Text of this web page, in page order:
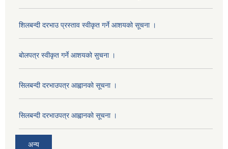
शिलबन्दी दरभाउ प्रस्ताव स्वीकृत गर्ने आशयको सूचना ।
बोलपत्र स्वीकृत गर्ने आशयको सुचना ।
सिलबन्दी दरभाउपत्र आह्वानको सूचना ।
सिलबन्दी दरभाउपत्र आह्वानको सूचना ।
अन्य